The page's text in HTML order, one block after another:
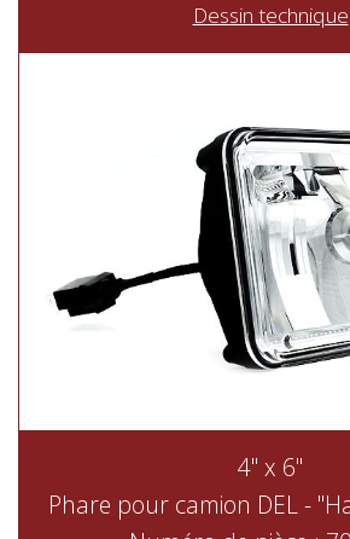
Dessin technique
4" x 6"
Phare pour camion DEL -